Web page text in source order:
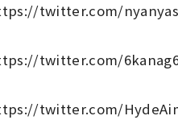
twitter.com/
twitter.com/
twitter.com/